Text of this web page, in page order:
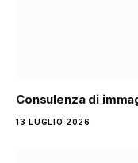
Consulenza di
13 LUGLIO 2026